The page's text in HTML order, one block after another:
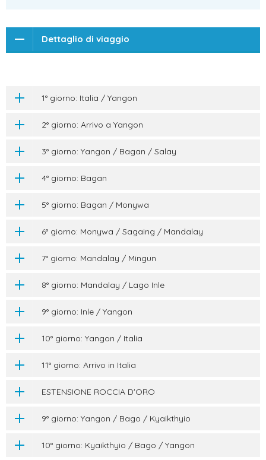
Dettaglio di viaggio
1° giorno: Italia / Yangon
2° giorno: Arrivo a Yangon
3° giorno: Yangon / Bagan / Salay
4° giorno: Bagan
5° giorno: Bagan / Monywa
6° giorno: Monywa / Sagaing / Mandalay
7° giorno: Mandalay / Mingun
8° giorno: Mandalay / Lago Inle
9° giorno: Inle / Yangon
10° giorno: Yangon / Italia
11° giorno: Arrivo in Italia
ESTENSIONE ROCCIA D'ORO
9° giorno: Yangon / Bago / Kyaikthyio
10° giorno: Kyaikthyio / Bago / Yangon